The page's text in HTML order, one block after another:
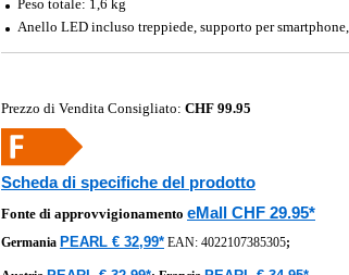
Peso totale: 1,6 kg
Anello LED incluso treppiede, supporto per
Prezzo di Vendita Consigliato: CHF 99.95
Scheda di specifiche del prodotto
Fonte di approvvigionamento eMall CHF 29.95*
Germania PEARL € 32,99* EAN: 4022107385305;